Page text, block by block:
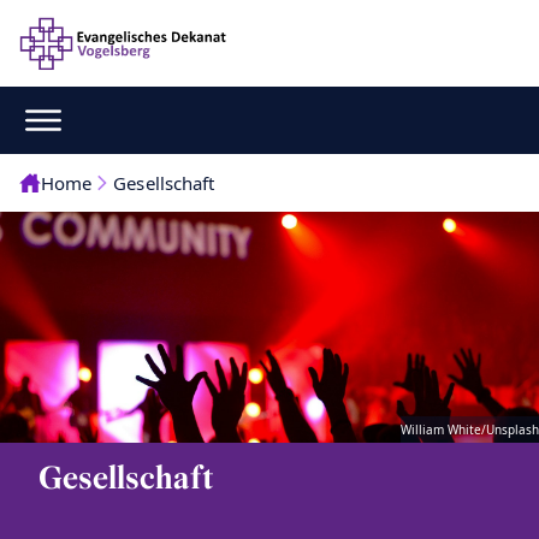
Home Gesellschaft
William White/Unsplash
Gesellschaft